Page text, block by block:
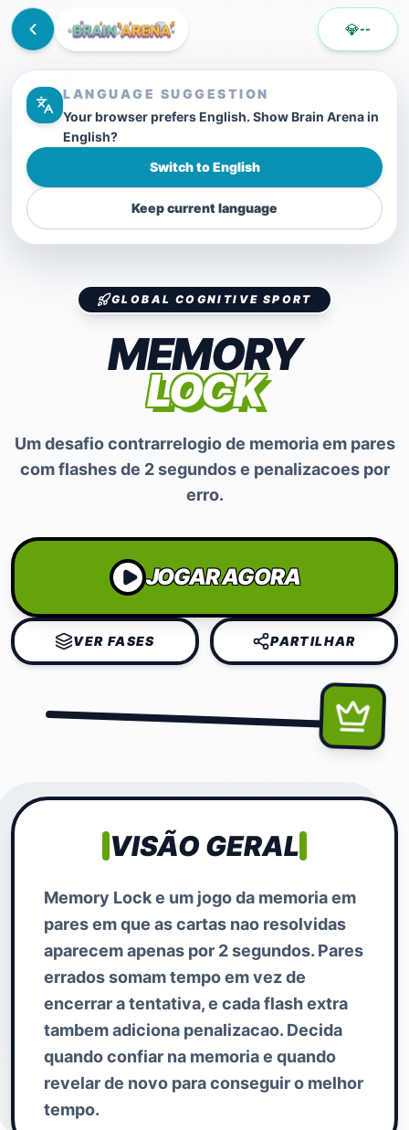
LANGUAGE SUGGESTION
Your browser prefers English. Show Brain Arena in
English?
Switch to English
Keep current language
💎--
GLOBAL COGNITIVE SPORT
MEMORY
LOCK
Um desafio contrarrelogio de memoria em pares
com flashes de 2 segundos e penalizacoes por
erro.
JOGAR AGORA
VER FASES PARTILHAR
VISÃO GERAL
Memory Lock e um jogo da memoria em
pares em que as cartas nao resolvidas
aparecem apenas por 2 segundos. Pares
errados somam tempo em vez de
encerrar a tentativa, e cada flash extra
tambem adiciona penalizacao. Decida
quando confiar na memoria e quando
revelar de novo para conseguir o melhor
tempo.